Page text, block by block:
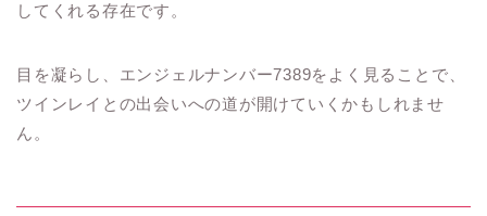
してくれる存在です。
目を凝らし、エンジェルナンバー7389をよく見ることで、
ツインレイとの出会いへの道が開けていくかもしれませ
ん。